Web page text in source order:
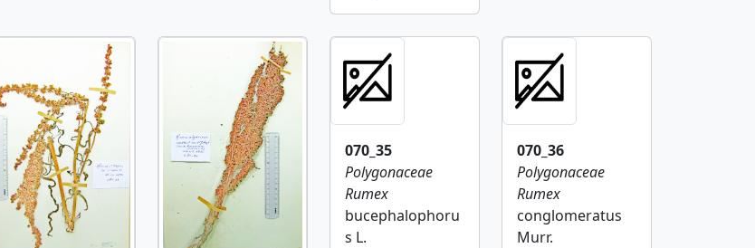
070_35
Polygonaceae
Rumex
bucephalophoru
s L.
070_36
Polygonaceae
Rumex
conglomeratus
Murr.